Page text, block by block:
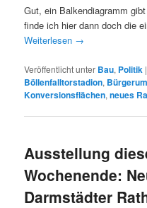
Gut, ein Balkendiagramm
finde ich hier dann doch die
Weiterlesen →
Veröffentlicht unter Bau, Politik
Böllenfalltorstadion,
Konversionsflächen,neues
Ausstellung
Wochenende:
Darmstädter